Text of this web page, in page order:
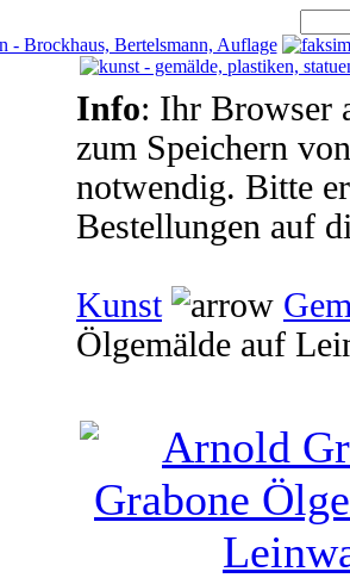
Info: Ihr Browser
zum Speichern
notwendig. Bitte
Bestellungen auf
Kunst
Ölgemälde auf